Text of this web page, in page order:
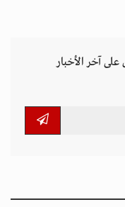
آخر الأخبار